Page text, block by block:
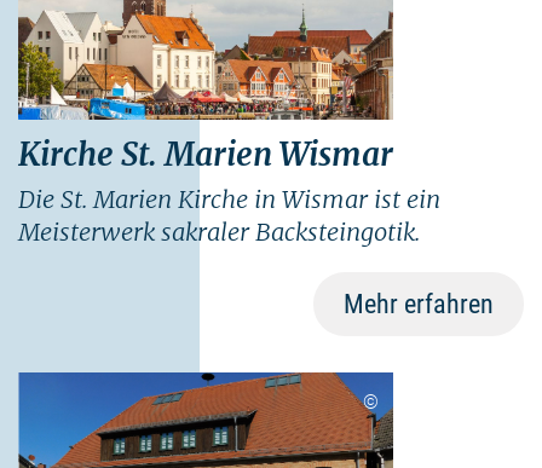
Kirche St. Marien Wismar
Die St. Marien Kirche in Wismar ist ein
Meisterwerk sakraler Backsteingotik.
Mehr erfahren
©